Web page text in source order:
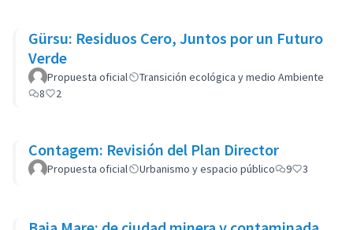
Gürsu: Residuos Cero, Juntos por un Futuro
Verde
Propuesta oficial
Transición ecológica y medio Ambiente
8
2
Contagem: Revisión del Plan Director
Propuesta oficial Urbanismo y espacio público 9 3